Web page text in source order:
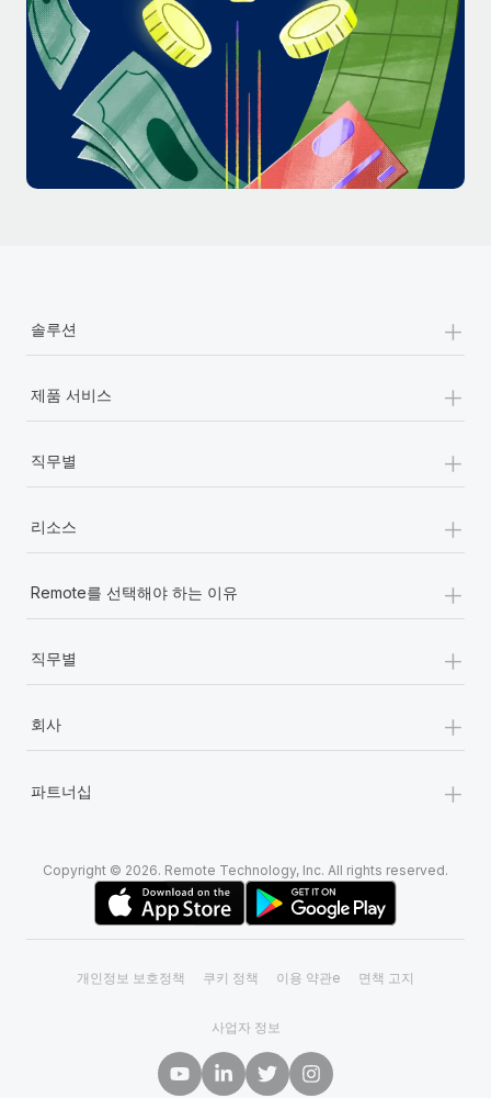
에게는 흥미롭고 전문적인 비디오 제작이 어느 때보다 중요해졌습
니다. 그러나 대부분의 회사들은 그렇게 높은 품질의...
자세히 알아보기
솔루션 +
제품 서비스 +
직무별 +
리소스 +
Remote를 선택해야 하는 이유 +
직무별 +
회사 +
파트너십 +
Copyright © 2026. Remote Technology, Inc. All rights reserved.
개인정보 보호정책 쿠키 정책 이용 약관e 면책 고지
사업자 정보